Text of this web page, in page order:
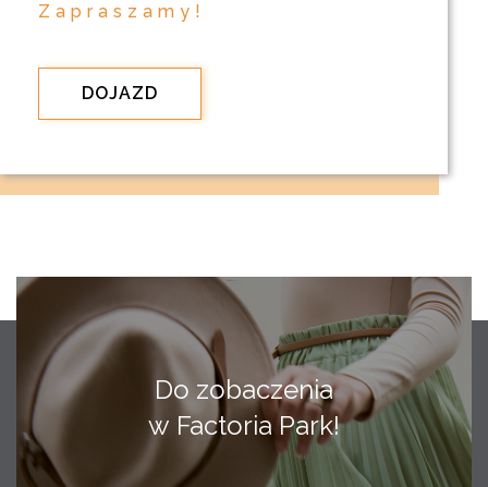
Zapraszamy!
DOJAZD
Do zobaczenia
w Factoria Park!